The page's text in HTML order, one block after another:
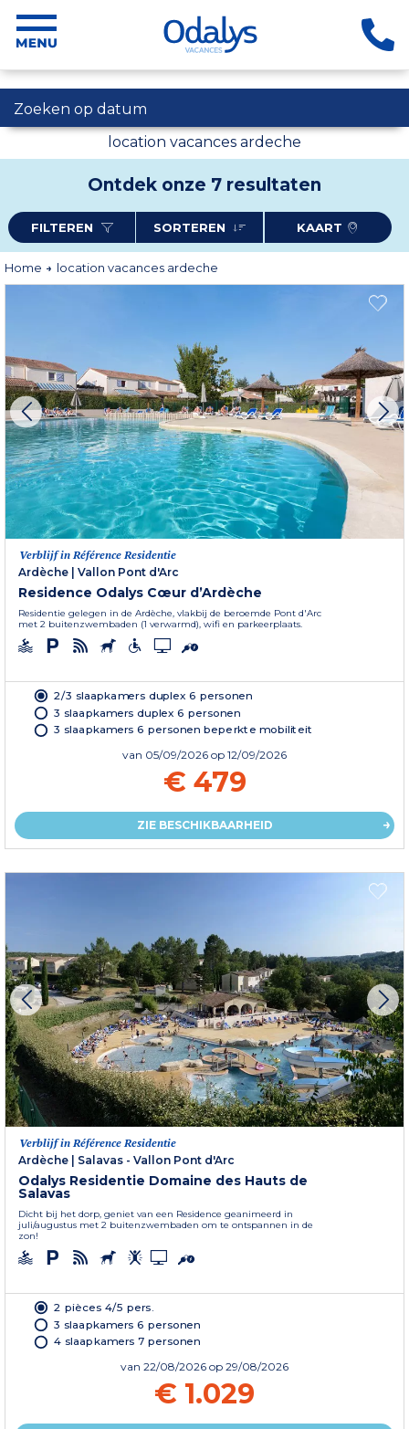
Zoeken op datum
location vacances ardeche
Ontdek onze 7 resultaten
FILTEREN SORTEREN KAART
Home location vacances ardeche
Verblijf in Référence Residentie
Ardèche
Vallon Pont d'Arc
Residence Odalys Cœur d’Ardèche
Residentie gelegen in de Ardèche, vlakbij de beroemde Pont d'Arc
met 2 buitenzwembaden (1 verwarmd), wifi en parkeerplaats.
2/3 slaapkamers duplex 6 personen
3 slaapkamers duplex 6 personen
3 slaapkamers 6 personen beperkte mobiliteit
van 05/09/2026 op 12/09/2026
€ 479
ZIE BESCHIKBAARHEID
Verblijf in Référence Residentie
Ardèche
Salavas - Vallon Pont d'Arc
Odalys Residentie Domaine des Hauts de
Salavas
Dicht bij het dorp, geniet van een Residence geanimeerd in
juli/augustus met 2 buitenzwembaden om te ontspannen in de
zon!
2 pièces 4/5 pers.
3 slaapkamers 6 personen
4 slaapkamers 7 personen
van 22/08/2026 op 29/08/2026
€ 1.029